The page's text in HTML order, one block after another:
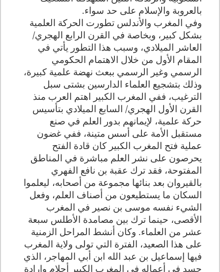
بالعروبة والإسلام على حد سواء.
وفي المغرب والأندلس تطورت الحركة العلمية
بشكل كبير، وبخاصة في القرن الرابع الهجري/
العاشر الميلادي، وسبب هذا التطور يأتي في
المقام الأول من خلال الاهتمام الحكومي
الرسمي وغير الرسمي ببعث نهضة علمية كبيرة،
وذلك بتشجيع العلماء الدارسين بشتى سبل
الترغيب، ففي المغرب الكبير اهتم العرب منذ
القرن الأول الهجري/ السابع الميلادي بتأسيس
حركة علمية، لإيمانهم بدور العلم في صنع
مستقبل الأمة على أسس متينة، ففي غضون
عملية فتح المغرب الكبير كان قادة الفتح
يحرصون على نشر العلم مباشرة في المناطق
المفتوحة، فقد ترك عقبة بن نافع الفهري
بالقيروان بعد بنائها مجموعة من أصحابه، ليعلموا
السكان ما يستطيعون من أصناف العلم، وفعل
الشيء نفسه موسى بن نصير في المغرب
الأقصى، حينما ترك بين مصامدة الأطلس سبعة
عشر من العلماء. وكان أنشط المراحل الزمنية
على هذا الصعيد، الفترة التي تولى ولاية المغرب
فيها إسماعيل بن عبد الله ابن أبي المهاجر، الذي
جسد في أعماله في المغرب الكبير أحلام وإرادة